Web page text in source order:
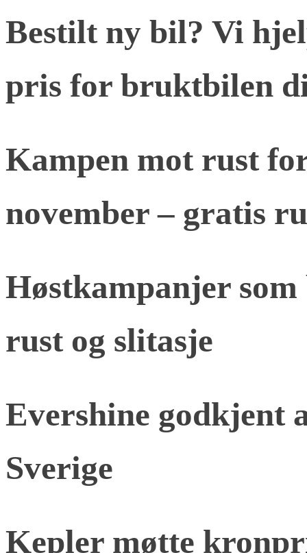
Bestilt ny bil? Vi
pris for bruktbilen
Kampen mot rust
november – gratis
Høstkampanjer
rust og slitasje
Evershine godkjent
Sverige
Kepler møtte